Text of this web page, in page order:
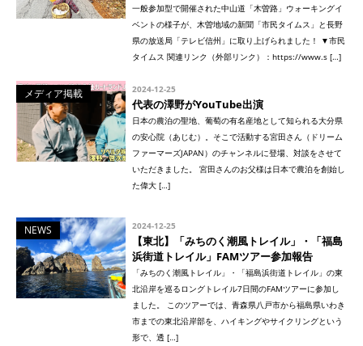
一般参加型で開催された中山道「木曽路」ウォーキングイ
ベントの様子が、木曽地域の新聞「市民タイムス」と長野
県の放送局「テレビ信州」に取り上げられました！ ▼市民
タイムス 関連リンク（外部リンク）：https://www.s […]
メディア掲載 2024-12-25
代表の澤野がYouTube出演
日本の農泊の聖地、葡萄の有名産地として知られる大分県
の安心院（あじむ）。そこで活動する宮田さん（ドリーム
ファーマーズJAPAN）のチャンネルに登場、対談をさせて
いただきました。 宮田さんのお父様は日本で農泊を創始し
た偉大 […]
NEWS 2024-12-25
【東北】「みちのく潮風トレイル」・「福島
浜街道トレイル」FAMツアー参加報告
「みちのく潮風トレイル」・「福島浜街道トレイル」の東
北沿岸を巡るロングトレイル7日間のFAMツアーに参加し
ました。 このツアーでは、青森県八戸市から福島県いわき
市までの東北沿岸部を、ハイキングやサイクリングという
形で、透 […]